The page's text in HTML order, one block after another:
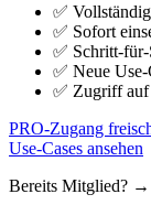
✅
✅ Sofort
✅ Schritt-
✅ Neue Use-
✅ Zugriff
PRO-Zugang
Use-Cases ansehen
Bereits Mitglied? →